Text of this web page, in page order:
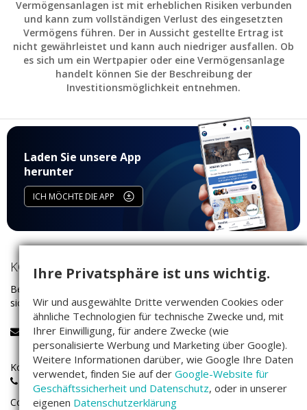
Vermögensanlagen ist mit erheblichen Risiken verbunden
und kann zum vollständigen Verlust des eingesetzten
Vermögens führen. Der in Aussicht gestellte Ertrag ist
nicht gewährleistet und kann auch niedriger ausfallen. Ob
es sich um ein Wertpapier oder eine Vermögensanlage
handelt können Sie der Beschreibung der
Investitionsmöglichkeit entnehmen.
KONTAKT
Bei Fragen rund um das Investieren auf Companisto wenden Sie
sich bitte an unser Service-Team:
service@companisto.com
Kostenlose Rufnummer für Investoren aus Deutschland:
0800 - 100 267 0
Companisto-Servicerufnummer:
Laden Sie unsere App
herunter
ICH MÖCHTE DIE APP
Ihre Privatsphäre ist uns wichtig.
Wir und ausgewählte Dritte verwenden Cookies oder
ähnliche Technologien für technische Zwecke und, mit
Ihrer Einwilligung, für andere Zwecke (wie
personalisierte Werbung und Marketing über Google).
Weitere Informationen darüber, wie Google Ihre Daten
verwendet, finden Sie auf der Google-Website für
Geschäftssicherheit und Datenschutz, oder in unserer
eigenen Datenschutzerklärung